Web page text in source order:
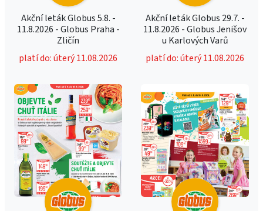
Akční leták Globus 5.8. -
11.8.2026 - Globus Praha -
Zličín
platí do: úterý 11.08.2026
Akční leták Globus 29.7. -
11.8.2026 - Globus Jenišov
u Karlových Varů
platí do: úterý 11.08.2026